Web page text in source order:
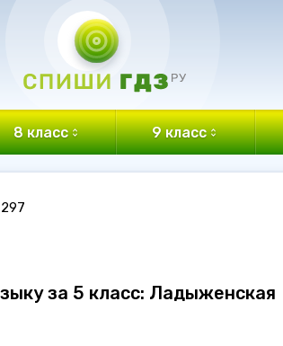
8 класс 9 класс
за 5 класс: Ладыженская